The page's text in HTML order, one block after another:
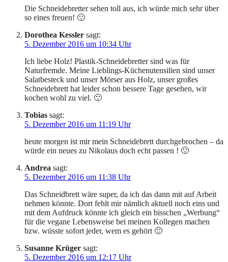
Die Schneidebretter sehen toll aus, ich würde mich sehr über
so eines freuen! 🙂
Dorothea Kessler sagt:
5. Dezember 2016 um 10:34 Uhr
Ich liebe Holz! Plastik-Schneidebretter sind was für
Naturfremde. Meine Lieblings-Küchenutensilien sind unser
Salatbesteck und unser Mörser aus Holz, unser großes
Schneidebrett hat leider schon bessere Tage gesehen, wir
kochen wohl zu viel. 🙂
Tobias sagt:
5. Dezember 2016 um 11:19 Uhr
heute morgen ist mir mein Schneidebrett durchgebrochen – da
würde ein neues zu Nikolaus doch echt passen ! 🙂
Andrea sagt:
5. Dezember 2016 um 11:38 Uhr
Das Schneidbrett wäre super, da ich das dann mit auf Arbeit
nehmen könnte. Dort fehlt mir nämlich aktuell noch eins und
mit dem Aufdruck könnte ich gleich ein bisschen „Werbung“
für die vegane Lebensweise bei meinen Kollegen machen
bzw. wüsste sofort jeder, wem es gehört 🙂
Susanne Krüger sagt:
5. Dezember 2016 um 12:17 Uhr